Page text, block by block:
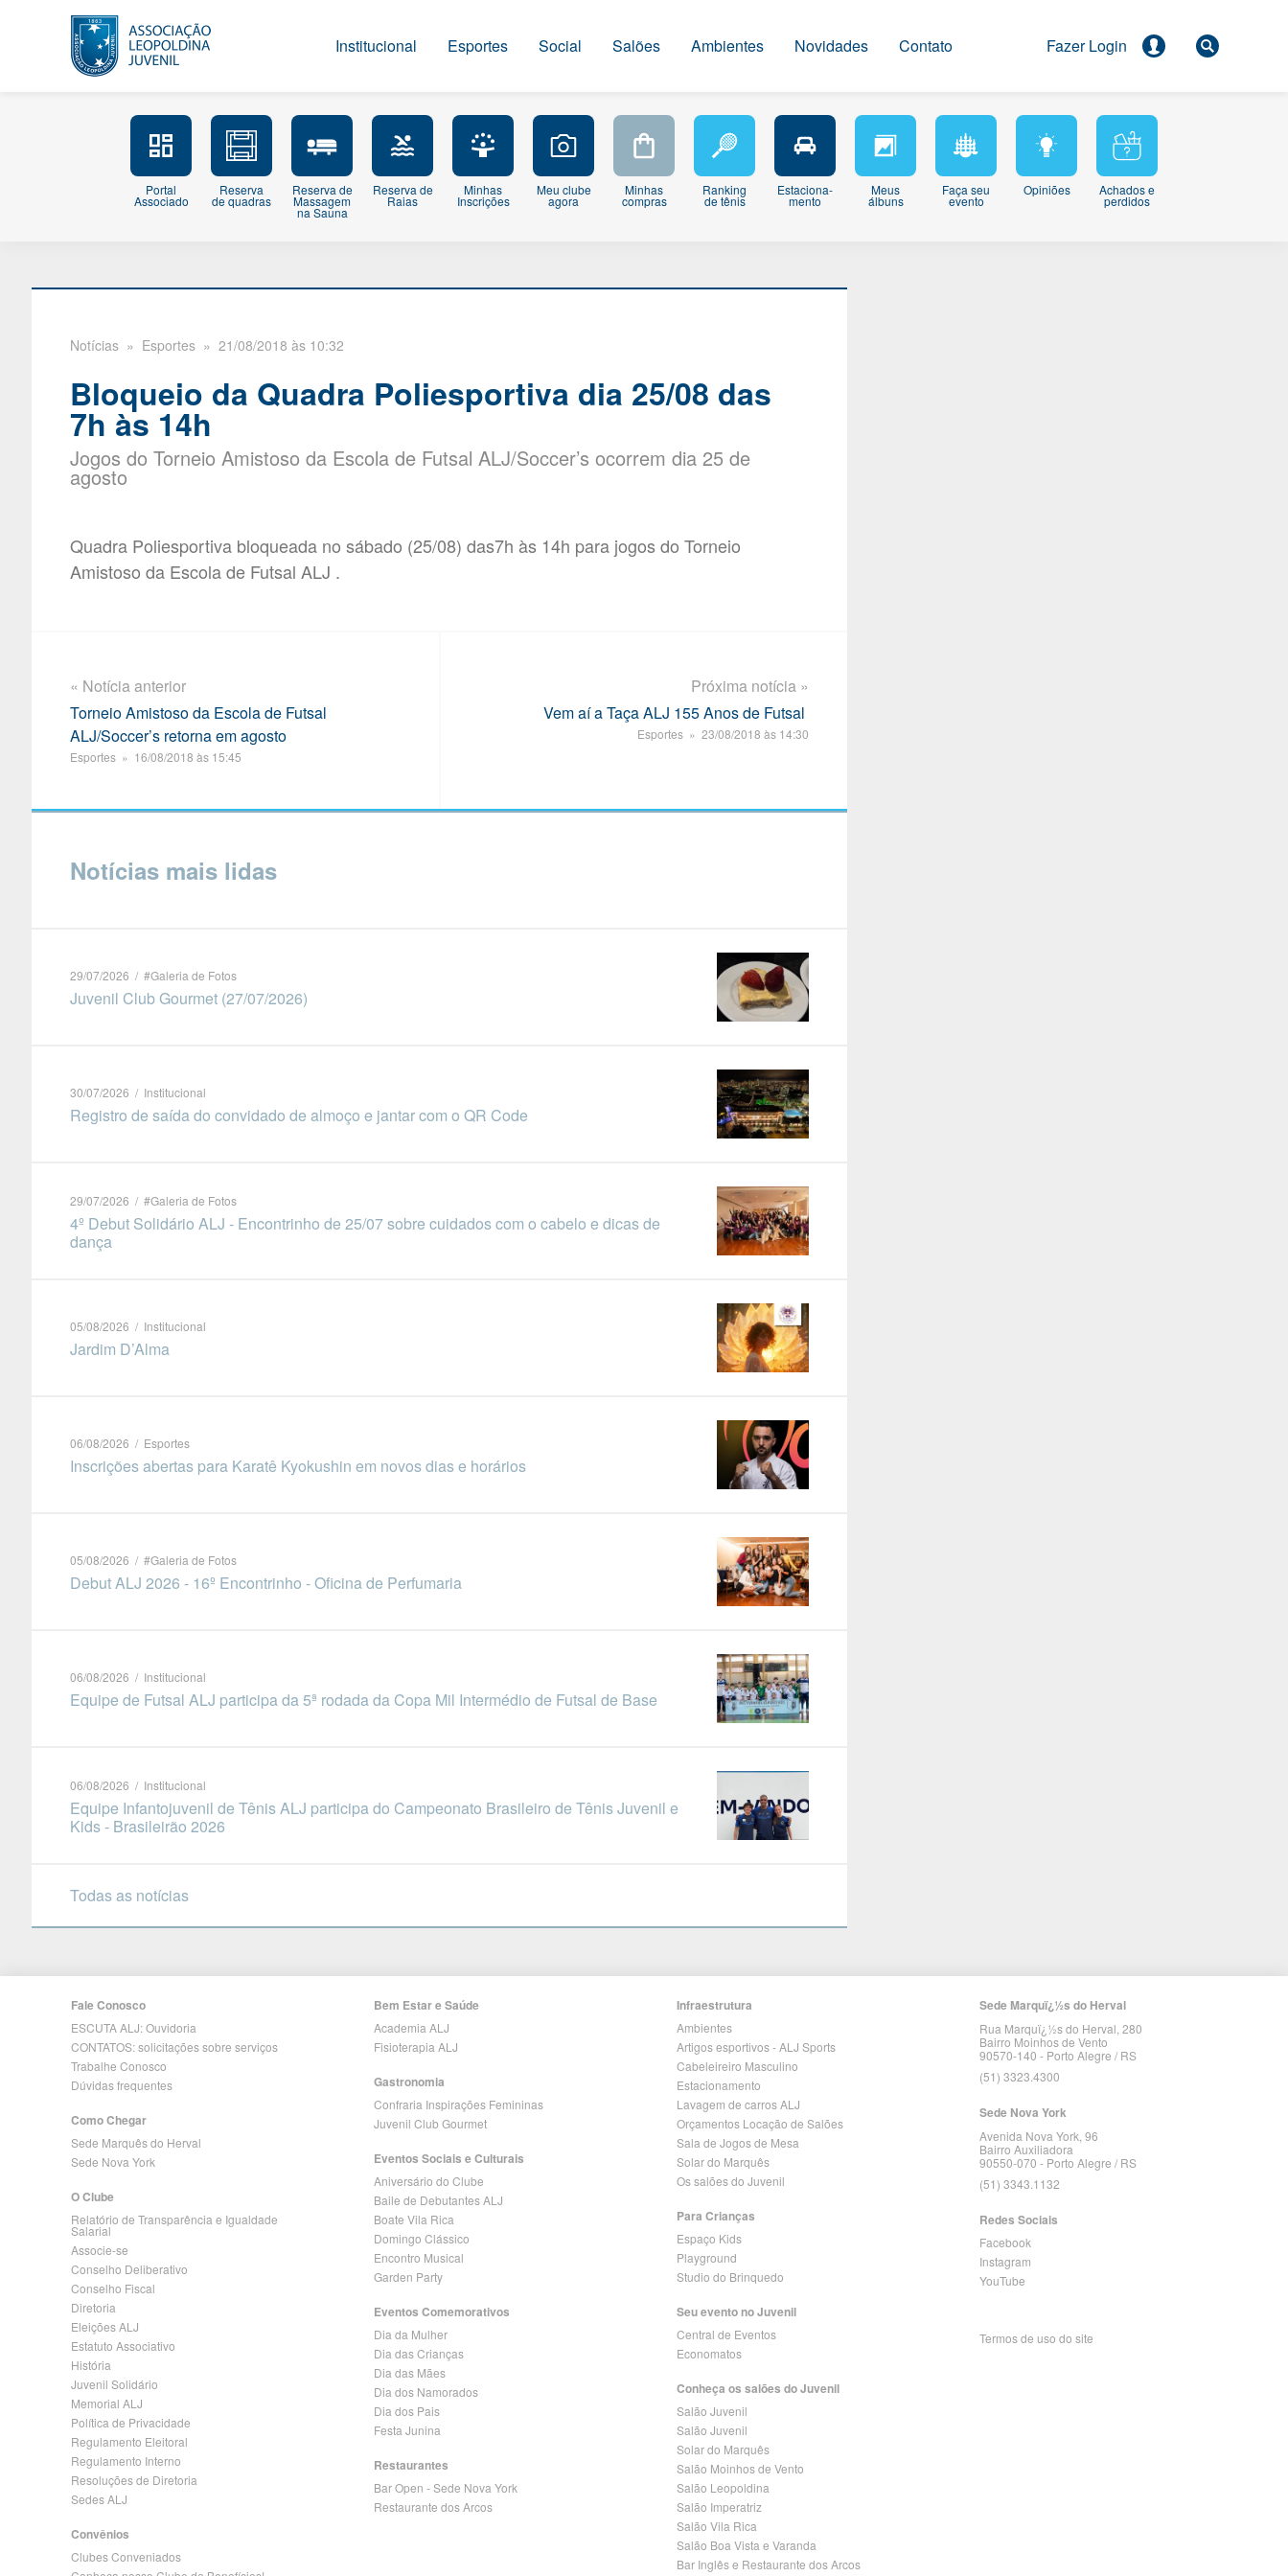
Institucional Esportes Social Salões Ambientes Novidades Contato
Portal
Associado
Reserva
de quadras
Reserva de
Massagem
na Sauna
Reserva de
Raias
Minhas
Inscrições
Meu clube
agora
Minhas
compras
Ranking
de tênis
Estaciona-
mento
Meus
álbuns
Faça seu
evento
Opiniões Achados e
perdidos
Notícias » Esportes » 21/08/2018 às 10:32
Bloqueio da Quadra Poliesportiva dia 25/08 das
7h às 14h
Jogos do Torneio Amistoso da Escola de Futsal ALJ/Soccer’s ocorrem dia 25 de
agosto
Quadra Poliesportiva bloqueada no sábado (25/08) das7h às 14h para jogos do Torneio
Amistoso da Escola de Futsal ALJ .
« Notícia anterior
Torneio Amistoso da Escola de Futsal
ALJ/Soccer’s retorna em agosto
Esportes » 16/08/2018 às 15:45
Próxima notícia »
Vem aí a Taça ALJ 155 Anos de Futsal
Esportes » 23/08/2018 às 14:30
Notícias mais lidas
29/07/2026 / #Galeria de Fotos
Juvenil Club Gourmet (27/07/2026)
30/07/2026 / Institucional
Registro de saída do convidado de almoço e jantar com o QR Code
29/07/2026 / #Galeria de Fotos
4º Debut Solidário ALJ - Encontrinho de 25/07 sobre cuidados com o cabelo e dicas de
dança
05/08/2026 / Institucional
Jardim D’Alma
06/08/2026 / Esportes
Inscrições abertas para Karatê Kyokushin em novos dias e horários
05/08/2026 / #Galeria de Fotos
Debut ALJ 2026 - 16º Encontrinho - Oficina de Perfumaria
06/08/2026 / Institucional
Equipe de Futsal ALJ participa da 5ª rodada da Copa Mil Intermédio de Futsal de Base
06/08/2026 / Institucional
Equipe Infantojuvenil de Tênis ALJ participa do Campeonato Brasileiro de Tênis Juvenil e
Kids - Brasileirão 2026
Todas as notícias
Fale Conosco
ESCUTA ALJ: Ouvidoria
CONTATOS: solicitações sobre serviços
Trabalhe Conosco
Dúvidas frequentes
Como Chegar
Sede Marquês do Herval
Sede Nova York
O Clube
Relatório de Transparência e Igualdade
Salarial
Associe-se
Conselho Deliberativo
Conselho Fiscal
Diretoria
Eleições ALJ
Estatuto Associativo
História
Juvenil Solidário
Memorial ALJ
Política de Privacidade
Regulamento Eleitoral
Regulamento Interno
Resoluções de Diretoria
Sedes ALJ
Convênios
Clubes Conveniados
Bem Estar e Saúde
Academia ALJ
Fisioterapia ALJ
Gastronomia
Confraria Inspirações Femininas
Juvenil Club Gourmet
Eventos Sociais e Culturais
Aniversário do Clube
Baile de Debutantes ALJ
Boate Vila Rica
Domingo Clássico
Encontro Musical
Garden Party
Eventos Comemorativos
Dia da Mulher
Dia das Crianças
Dia das Mães
Dia dos Namorados
Dia dos Pais
Festa Junina
Restaurantes
Bar Open - Sede Nova York
Restaurante dos Arcos
Infraestrutura
Ambientes
Artigos esportivos - ALJ Sports
Cabeleireiro Masculino
Estacionamento
Lavagem de carros ALJ
Orçamentos Locação de Salões
Sala de Jogos de Mesa
Solar do Marquês
Os salões do Juvenil
Para Crianças
Espaço Kids
Playground
Studio do Brinquedo
Seu evento no Juvenil
Central de Eventos
Economatos
Conheça os salões do Juvenil
Salão Juvenil
Salão Juvenil
Solar do Marquês
Salão Moinhos de Vento
Salão Leopoldina
Salão Imperatriz
Salão Vila Rica
Salão Boa Vista e Varanda
Bar Inglês e Restaurante dos Arcos
Sede Marquï¿½s do Herval
Rua Marquï¿½s do Herval, 280
Bairro Moinhos de Vento
90570-140 - Porto Alegre / RS
(51) 3323.4300
Sede Nova York
Avenida Nova York, 96
Bairro Auxiliadora
90550-070 - Porto Alegre / RS
(51) 3343.1132
Redes Sociais
Facebook
Instagram
YouTube
Termos de uso do site